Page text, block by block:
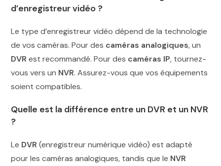
d’enregistreur vidéo ?
Le type d’enregistreur vidéo dépend de la technologie
de vos caméras. Pour des caméras analogiques, un
DVR est recommandé. Pour des caméras IP, tournez-
vous vers un NVR. Assurez-vous que vos équipements
soient compatibles.
Quelle est la différence entre un DVR et un NVR
?
Le DVR (enregistreur numérique vidéo) est adapté
pour les caméras analogiques, tandis que le NVR